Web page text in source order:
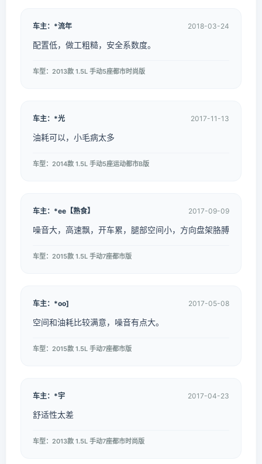
车主：*流年 2018-03-24
配置低，做工粗糙，安全系数度。
车型：2013款 1.5L 手动5座都市时尚版
车主：*光 2017-11-13
油耗可以，小毛病太多
车型：2014款 1.5L 手动5座运动都市B版
车主：*ee【熟食】 2017-09-09
噪音大，高速飘，开车累，腿部空间小，方向盘架胳膊
车型：2015款 1.5L 手动7座都市版
车主：*oo] 2017-05-08
空间和油耗比较满意，噪音有点大。
车型：2015款 1.5L 手动7座都市版
车主：*宇 2017-04-23
舒适性太差
车型：2013款 1.5L 手动7座都市时尚版